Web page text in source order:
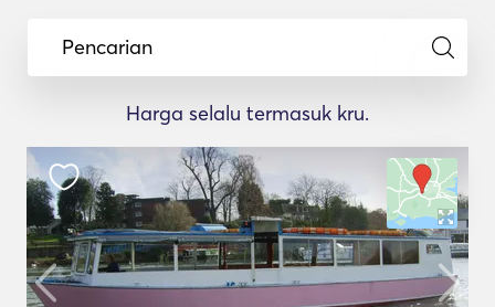
Pencarian
Harga selalu termasuk kru.